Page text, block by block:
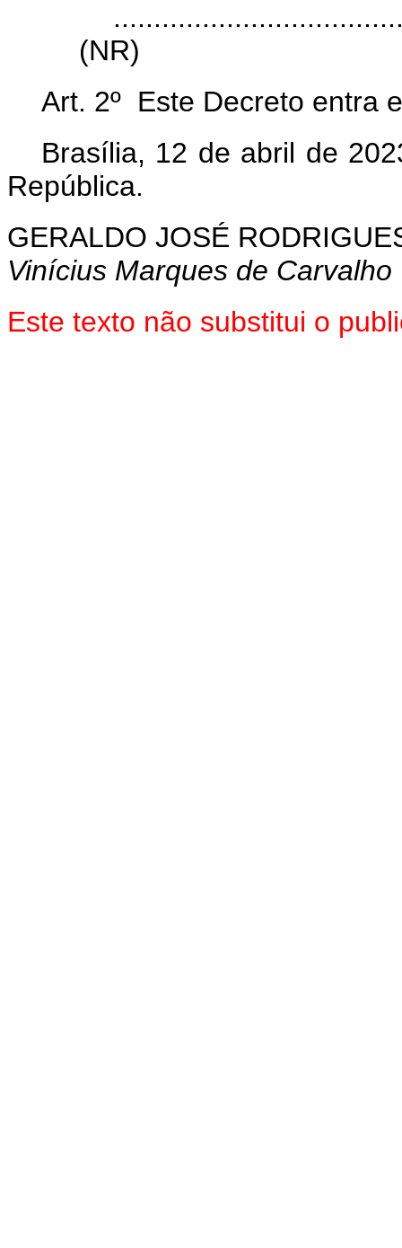
(NR)
Art. 2º Este Decreto entra
Brasília, 12 de abril de
República.
GERALDO JOSÉ
Vinícius Marques de Carvalho
Este texto não substitui o